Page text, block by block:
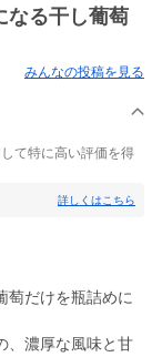
なる干し葡萄
みんなの投稿を見る
て特に高い評価を得
詳しくはこちら
萄だけを瓶詰めに
、濃厚な風味と甘